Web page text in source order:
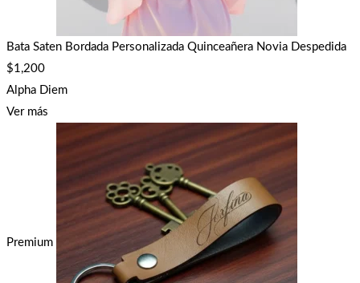
Bata Saten Bordada Personalizada Quinceañera Novia Despedida
$1,200
Alpha Diem
Ver más
Premium